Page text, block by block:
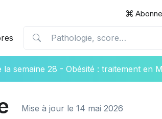
la semaine 28 - Obésité : traitement en
Mise à jour le 14 mai 2026